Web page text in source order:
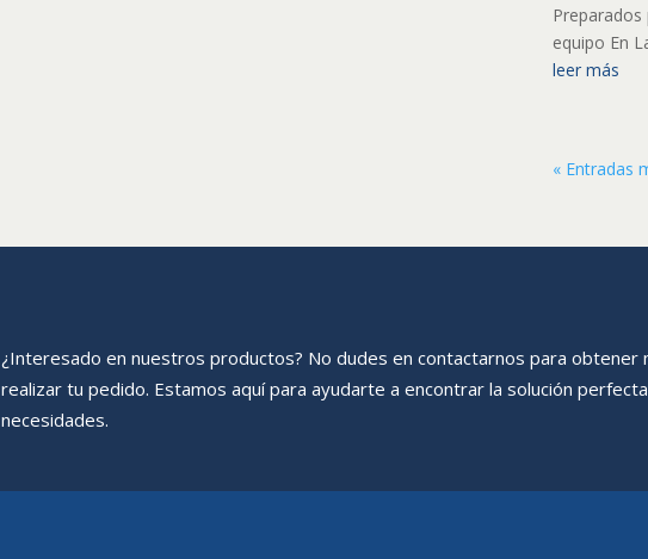
equipo En
leer más
« Entradas
¿Interesado en nuestros productos? No dudes en contactarnos para obtener
realizar tu pedido. Estamos aquí para ayudarte a encontrar la solución
necesidades.